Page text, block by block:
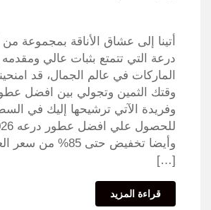
أتينا إلى عشاق الأناقة بمجموعة
درعة التي تتمتع بثبات عالي
الماركات في عالم الجمال، قد
وقتك الثمين وتجولي بين افضل
وفريدة الآتي ترشيحها إليك في
وأيضا تخفيض حتى 85%
[…]
قراءة المزيد